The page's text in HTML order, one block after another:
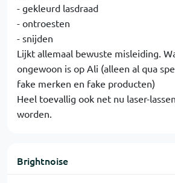
- gekleurd lasdraad
- ontroesten
- snijden
Lijkt allemaal bewuste misleiding.
ongewoon is op Ali (alleen al qua
fake merken en fake producten)
Heel toevallig ook net nu laser-
worden.
Brightnoise